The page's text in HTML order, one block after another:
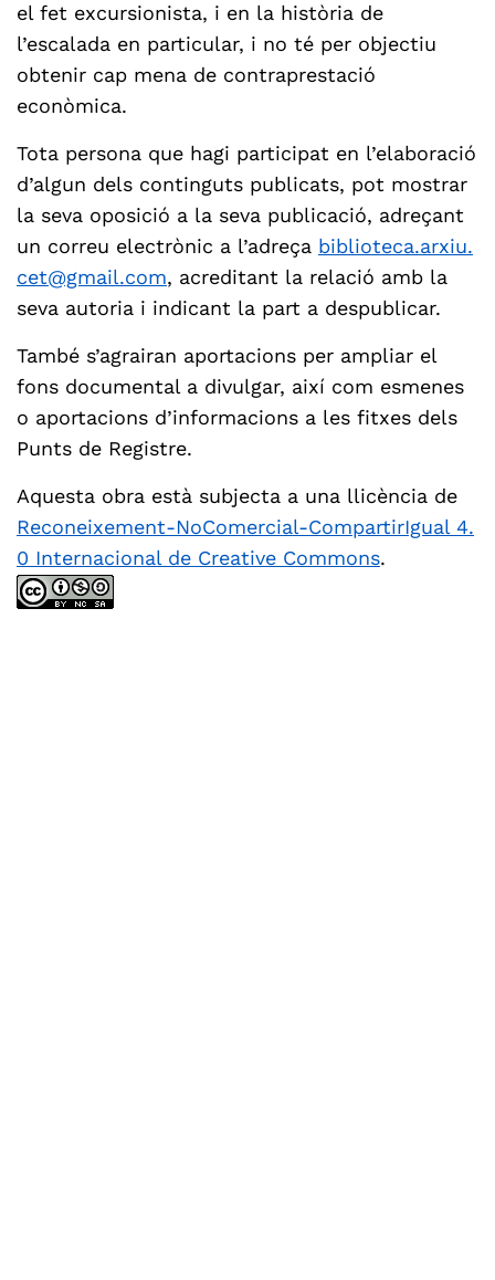
el fet excursionista, i en la història de
l’escalada en particular, i no té per objectiu
obtenir cap mena de contraprestació
econòmica.
Tota persona que hagi participat en l’elaboració
d’algun dels continguts publicats, pot mostrar
la seva oposició a la seva publicació, adreçant
un correu electrònic a l’adreça biblioteca.arxiu.
cet@gmail.com, acreditant la relació amb la
seva autoria i indicant la part a despublicar.
També s’agrairan aportacions per ampliar el
fons documental a divulgar, així com esmenes
o aportacions d’informacions a les fitxes dels
Punts de Registre.
Aquesta obra està subjecta a una llicència de
Reconeixement-NoComercial-CompartirIgual 4.
0 Internacional de Creative Commons.